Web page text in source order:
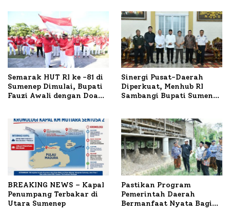
Semarak HUT RI ke -81 di
Sumenep Dimulai, Bupati
Fauzi Awali dengan Doa
Sinergi Pusat-Daerah
Diperkuat, Menhub RI
Sambangi Bupati Sumenep
BREAKING NEWS – Kapal
Penumpang Terbakar di
Utara Sumenep
Pastikan Program
Pemerintah Daerah
Bermanfaat Nyata Bagi